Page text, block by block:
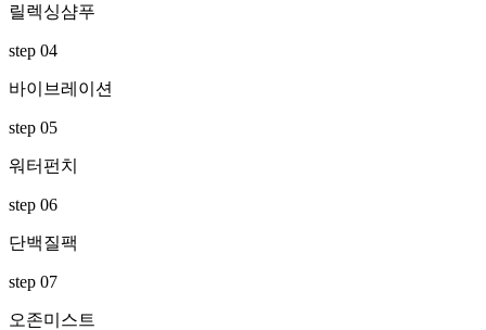
릴렉싱샴푸
step 04
바이브레이션
step 05
워터펀치
step 06
단백질팩
step 07
오존미스트